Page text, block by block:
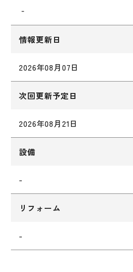
‐
情報更新日
2026年08月07日
次回更新予定日
2026年08月21日
設備
-
リフォーム
-